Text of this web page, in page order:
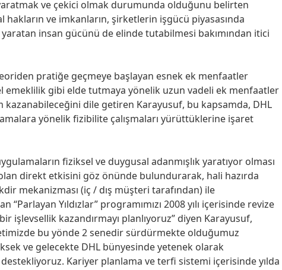
ve çekici olmak durumunda olduğunu belirten
hakların ve imkanların, şirketlerin işgücü piyasasında
insan gücünü de elinde tutabilmesi bakımından itici
pratiğe geçmeye başlayan esnek ek menfaatler
emeklilik gibi elde tutmaya yönelik uzun vadeli ek menfaatler
kazanabileceğini dile getiren Karayusuf, bu kapsamda, DHL
yönelik fizibilite çalışmaları yürüttüklerine işaret
fiziksel ve duygusal adanmışlık yaratıyor olması
direkt etkisini göz önünde bulundurarak, hali hazırda
mekanizması (iç / dış müşteri tarafından) ile
Yıldızlar” programımızı 2008 yılı içerisinde revize
işlevsellik kazandırmayı planlıyoruz” diyen Karayusuf,
bu yönde 2 senedir sürdürmekte olduğumuz
ve gelecekte DHL bünyesinde yetenek olarak
Kariyer planlama ve terfi sistemi içerisinde yılda